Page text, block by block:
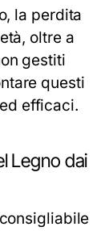
la perdita
oltre a
gestiti
questi
efficaci.
Legno dai